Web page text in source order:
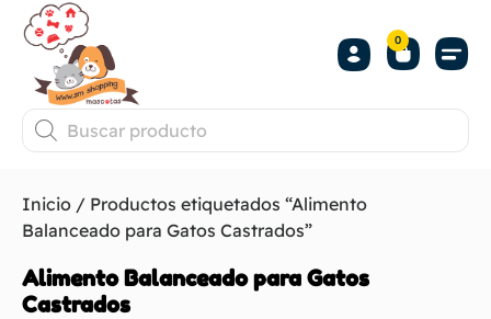
0
Inicio / Productos etiquetados “Alimento
Balanceado para Gatos Castrados”
Alimento Balanceado para Gatos
Castrados